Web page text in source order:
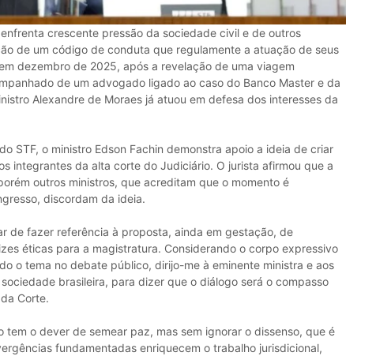
crescente pressão da sociedade civil e de outros
de um código de conduta que regulamente a atuação de seus
dezembro de 2025, após a revelação de uma viagem
de um advogado ligado ao caso do Banco Master e da
Alexandre de Moraes já atuou em defesa dos interesses da
STF, o ministro Edson Fachin demonstra apoio a ideia de criar
integrantes da alta corte do Judiciário. O jurista afirmou que a
outros ministros, que acreditam que o momento é
discordam da ideia.
de fazer referência à proposta, ainda em gestação, de
éticas para a magistratura. Considerando o corpo expressivo
o tema no debate público, dirijo-me à eminente ministra e aos
brasileira, para dizer que o diálogo será o compasso
Corte.
tem o dever de semear paz, mas sem ignorar o dissenso, que é
fundamentadas enriquecem o trabalho jurisdicional,